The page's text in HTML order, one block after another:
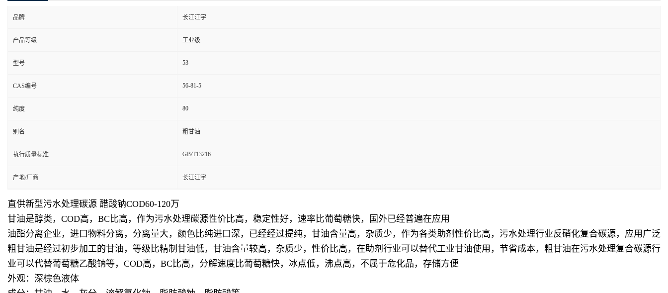
品牌 长江江宇
产品等级 工业级
型号 53
CAS编号 56-81-5
纯度 80
别名 粗甘油
执行质量标准 GB/T13216
产地/厂商 长江江宇
直供新型污水处理碳源 醋酸钠COD60-120万
甘油是醇类，COD高，BC比高，作为污水处理碳源性价比高，稳定性好，速率比葡萄糖快，国外已经普遍在应用
油酯分离企业，进口物料分离，分离量大，颜色比纯进口深，已经经过提纯，甘油含量高，杂质少，作为各类助剂性价比高，污水处理行业反硝化复合碳源，应用广泛
粗甘油是经过初步加工的甘油，等级比精制甘油低，甘油含量较高，杂质少，性价比高，在助剂行业可以替代工业甘油使用，节省成本，粗甘油在污水处理复合碳源行
业可以代替葡萄糖乙酸钠等，COD高，BC比高，分解速度比葡萄糖快，冰点低，沸点高，不属于危化品，存储方便
外观：深棕色液体